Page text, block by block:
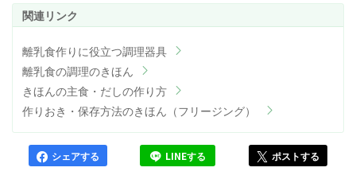
離乳食作りに役立つ調理器具
離乳食の調理のきほん
きほんの主食・だしの作り方
作りおき・保存方法のきほん（フリージング）
シェアする LINEする ポストする